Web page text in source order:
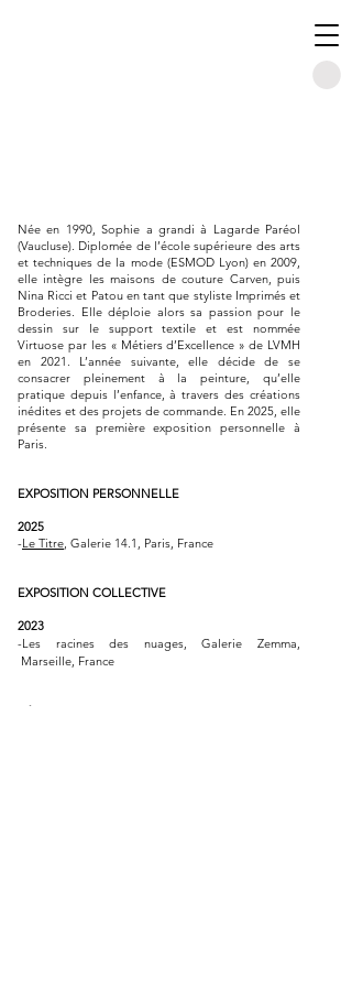
Née en 1990, Sophie a grandi à Lagarde Paréol
(Vaucluse). Diplomée de l’école supérieure des arts
et techniques de la mode (ESMOD Lyon) en 2009,
elle intègre les maisons de couture Carven, puis
Nina Ricci et Patou en tant que styliste Imprimés et
Broderies. Elle déploie alors sa passion pour le
dessin sur le support textile et est nommée
Virtuose par les « Métiers d’Excellence » de LVMH
en 2021. L’année suivante, elle décide de se
consacrer pleinement à la peinture, qu’elle
pratique depuis l’enfance, à travers des créations
inédites et des projets de commande. En 2025, elle
présente sa première exposition personnelle à
Paris.
EXPOSITION PERSONNELLE
2025
-Le Titre , Galerie 14.1, Paris, France
EXPOSITION COLLECTIVE
2023
-Les racines des nuages, Galerie Zemma,
Marseille, France